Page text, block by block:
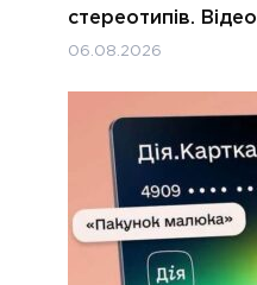
стереотипів. Відео
06.08.2026